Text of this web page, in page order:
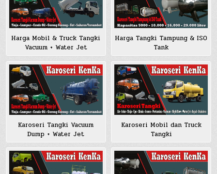
Harga Mobil & Truck Tangki
Vacuum + Water Jet
Harga Tangki Tampung & ISO
Tank
Karoseri Tangki Vacuum
Dump + Water Jet
Karoseri Mobil dan Truck
Tangki